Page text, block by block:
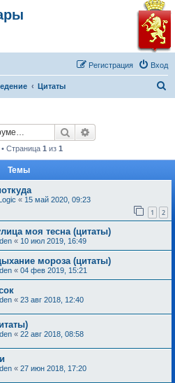
Вход
Регистрация
Цитаты
Поиск
Страница 1 из 1
Темы
« 15 май 2020, 09:23
1 2
моя тесна (цитаты)
« 10 июл 2019, 16:49
мороза (цитаты)
« 04 фев 2019, 15:21
« 23 авг 2018, 12:40
« 22 авг 2018, 08:58
« 27 июн 2018, 17:20